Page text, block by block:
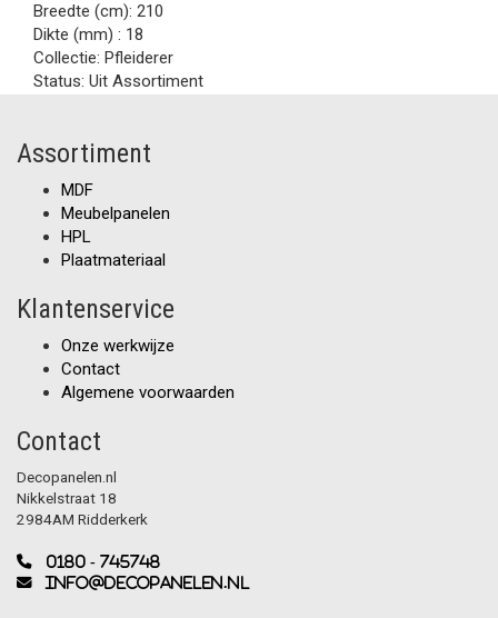
Breedte (cm): 210
Dikte (mm) : 18
Collectie: Pfleiderer
Status: Uit Assortiment
Assortiment
MDF
Meubelpanelen
HPL
Plaatmateriaal
Klantenservice
Onze werkwijze
Contact
Algemene voorwaarden
Contact
Decopanelen.nl
Nikkelstraat 18
2984AM Ridderkerk
0180 - 745748
info@decopanelen.nl